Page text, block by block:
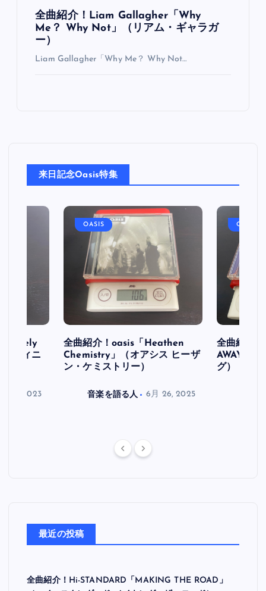
全曲紹介！Liam Gallagher「Why
Me？ Why Not」（リアム・ギャラガ
ー）
Liam Gallagher「Why Me？ Why Not…
来日記念Oasis特集
フィニ
30, 2023
OASIS
全曲紹介！oasis「Heathen
Chemistry」（オアシス ヒーザ
ン・ケミストリー）
音楽を語る人 6月 26, 2025
OASIS
全曲紹介
AWAY」
グ）
最近の投稿
全曲紹介！Hi-STANDARD「MAKING THE ROAD」